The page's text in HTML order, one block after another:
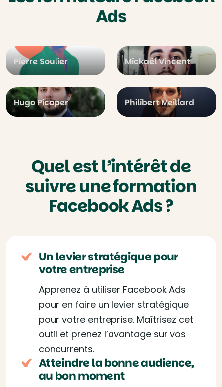
Ads
Pierre Soulier Mickaël Vincent
Hugo Picaper Philibert Meillard
Quel est l’intérêt de
suivre une formation
Facebook Ads ?
Un levier stratégique pour
votre entreprise
Apprenez à utiliser Facebook Ads
pour en faire un levier stratégique
pour votre entreprise. Maîtrisez cet
outil et prenez l’avantage sur vos
concurrents.
Atteindre la bonne audience,
au bon moment